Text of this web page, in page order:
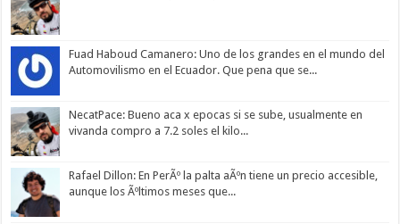
Fuad Haboud Camanero: Uno de los grandes en el mundo del
Automovilismo en el Ecuador. Que pena que se...
NecatPace: Bueno aca x epocas si se sube, usualmente en
vivanda compro a 7.2 soles el kilo...
Rafael Dillon: En PerÃº la palta aÃºn tiene un precio accesible,
aunque los Ãºltimos meses que...